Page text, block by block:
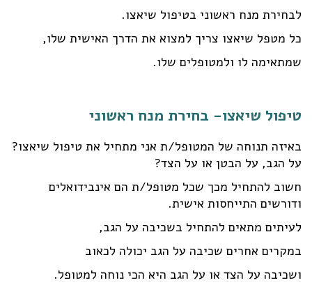
לבחירת מנח ראשוני בטיפול שיאצו.
כל מטפל שיאצו צריך למצוא את הדרך האישית שלו,
שמתאימה לו ולמטופלים שלו.
טיפול שיאצו- בחירת מנח ראשוני
באיזה תנוחה של המטופל/ת אני מתחיל את טיפול שיאצו?
על הגב, על הבטן או על הצד?
חשוב להתחיל מכך שכל מטופל/ת הם אינבידואלים
ודורשים התייחסות אישית.
לעיתים מתאים להתחיל בשכיבה על הגב,
במקרים אחרים שכיבה על הגב יכולה לכאוב
ושכיבה על הצד או על הגב היא הכי נוחה למטופל.